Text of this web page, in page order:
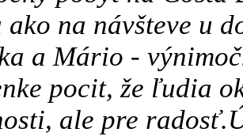
ako na návšteve u
a Mário -
pocit, že ľudia
ale pre